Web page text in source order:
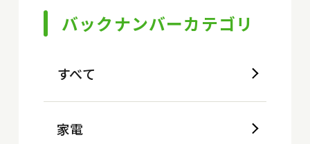
バックナンバーカテゴリ
すべて
家電